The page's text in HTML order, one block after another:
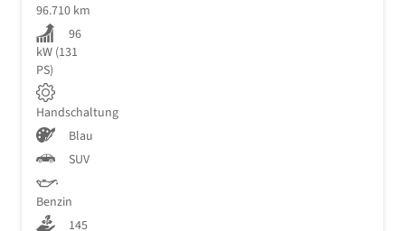
96.710 km
96
kW (131
PS)
Handschaltung
Blau
SUV
Benzin
145